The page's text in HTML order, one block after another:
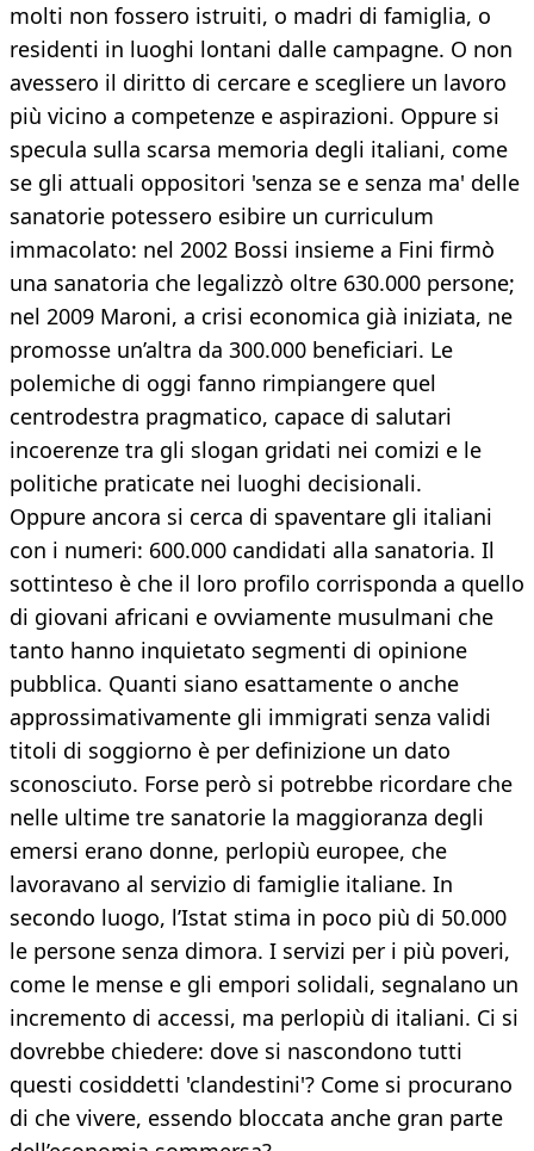
molti non fossero istruiti, o madri di famiglia, o
residenti in luoghi lontani dalle campagne. O non
avessero il diritto di cercare e scegliere un lavoro
più vicino a competenze e aspirazioni. Oppure si
specula sulla scarsa memoria degli italiani, come
se gli attuali oppositori 'senza se e senza ma' delle
sanatorie potessero esibire un curriculum
immacolato: nel 2002 Bossi insieme a Fini firmò
una sanatoria che legalizzò oltre 630.000 persone;
nel 2009 Maroni, a crisi economica già iniziata, ne
promosse un’altra da 300.000 beneficiari. Le
polemiche di oggi fanno rimpiangere quel
centrodestra pragmatico, capace di salutari
incoerenze tra gli slogan gridati nei comizi e le
politiche praticate nei luoghi decisionali.
Oppure ancora si cerca di spaventare gli italiani
con i numeri: 600.000 candidati alla sanatoria. Il
sottinteso è che il loro profilo corrisponda a quello
di giovani africani e ovviamente musulmani che
tanto hanno inquietato segmenti di opinione
pubblica. Quanti siano esattamente o anche
approssimativamente gli immigrati senza validi
titoli di soggiorno è per definizione un dato
sconosciuto. Forse però si potrebbe ricordare che
nelle ultime tre sanatorie la maggioranza degli
emersi erano donne, perlopiù europee, che
lavoravano al servizio di famiglie italiane. In
secondo luogo, l’Istat stima in poco più di 50.000
le persone senza dimora. I servizi per i più poveri,
come le mense e gli empori solidali, segnalano un
incremento di accessi, ma perlopiù di italiani. Ci si
dovrebbe chiedere: dove si nascondono tutti
questi cosiddetti 'clandestini'? Come si procurano
di che vivere, essendo bloccata anche gran parte